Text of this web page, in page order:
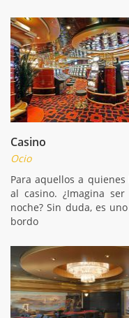
Casino
Ocio
Para aquellos a
al casino. ¿Imagina
noche? Sin duda, es
bordo